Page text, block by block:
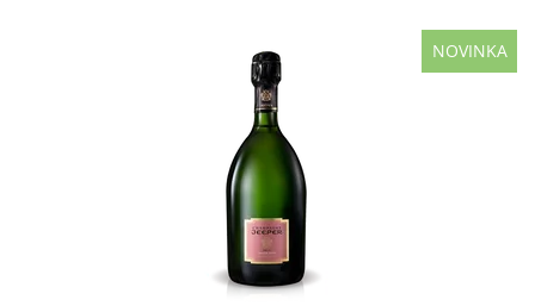
NOVINKA
JEEPER Cuvée Grand Rosé: elegantní směs Chardonnay a
Pinot Noir. Vůně pomerančového květu, jahod a briošek.
Chuť svěží, ovocná s tóny jahod,...